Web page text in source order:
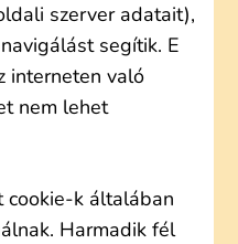
szerver adatait),
segítik. E
interneten való
nem lehet
cookie-k általában
Harmadik fél